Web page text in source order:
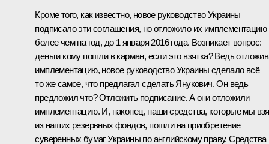
Кроме того, как известно, новое руководство Украины
подписало эти соглашения, но отложило их имплементацию
более чем на год, до 1 января 2016 года. Возникает вопрос:
деньги кому пошли в карман, если это взятка? Ведь отложив
имплементацию, новое руководство Украины сделало всё
то же самое, что предлагал сделать Янукович. Он ведь
предложил что? Отложить подписание. А они отложили
имплементацию. И, наконец, наши средства, которые мы
из наших резервных фондов, пошли на приобретение
суверенных бумаг Украины по английскому праву. Средства